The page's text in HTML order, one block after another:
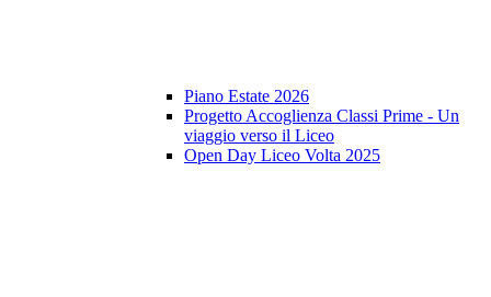
Piano Estate 2026
Progetto Accoglienza Classi Prime - Un
viaggio verso il Liceo
Open Day Liceo Volta 2025